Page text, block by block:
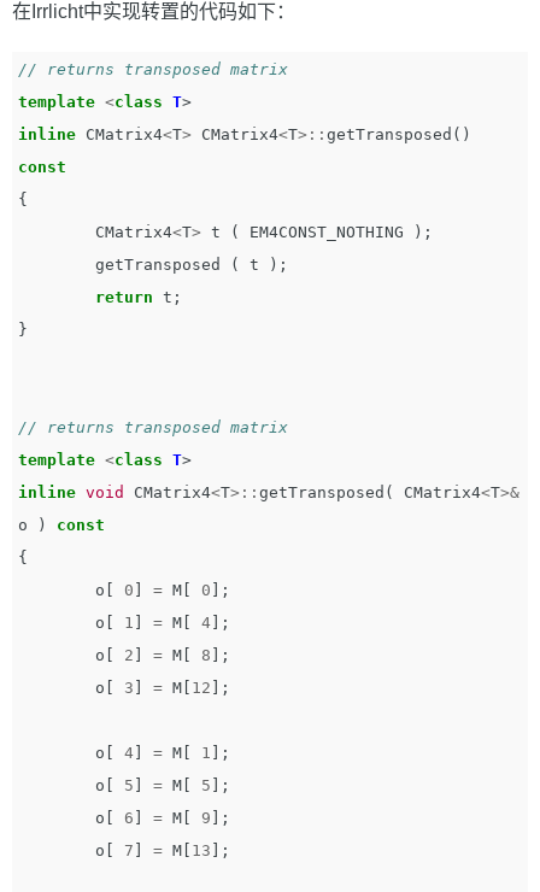
在Irrlicht中实现转置的代码如下：
// returns transposed matrix
template <class T>
inline CMatrix4<T> CMatrix4<T>:: getTransposed ()
const
{
CMatrix4<T> t ( EM4CONST_NOTHING
);
getTransposed
( t
);
return t ;
}
// returns transposed matrix
template <class T>
inline void CMatrix4<T>:: getTransposed ( CMatrix4<T>&
o
)
const
{
o
0 = M 0 ];
o
1 = M 4 ];
o
2 = M 8 ];
o
3 = M 12 ];
o 4 = M 1 ];
o
5 = M 5 ];
o
6 = M 9 ];
o
7 = M 13 ];